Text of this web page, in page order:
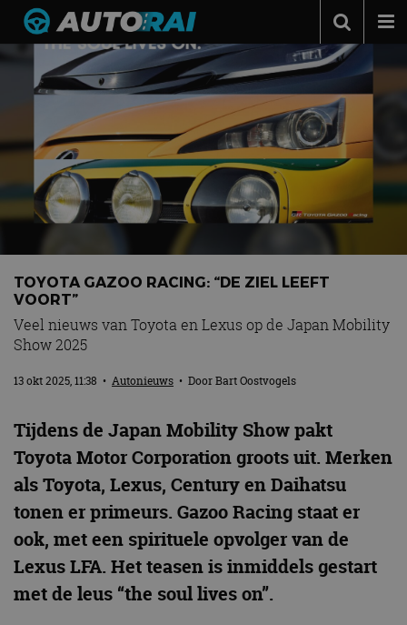
Autonieuws
Podcast
Autotests
Automerken
Adverteren
Contact
TOYOTA GAZOO RACING: “DE ZIEL LEEFT
VOORT”
Veel nieuws van Toyota en Lexus op de Japan Mobility
Show 2025
13 okt 2025, 11:38 • Autonieuws • DoorBart Oostvogels
Tijdens de Japan Mobility Show pakt
Toyota Motor Corporation groots uit. Merken
als Toyota, Lexus, Century en Daihatsu
tonen er primeurs. Gazoo Racing staat er
ook, met een spirituele opvolger van de
Lexus LFA. Het teasen is inmiddels gestart
met de leus “the soul lives on”.